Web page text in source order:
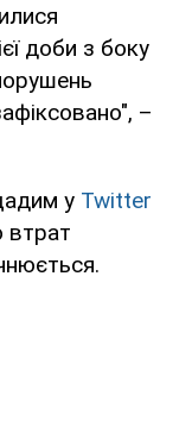
доби з боку
–
у Twitter
втрат